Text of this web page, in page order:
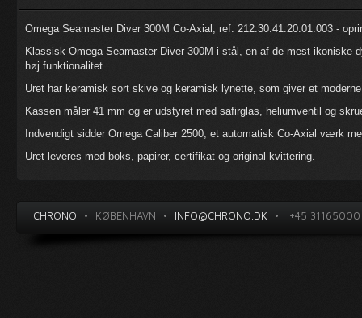
Omega Seamaster Diver 300M Co-Axial, ref. 212.30.41.20.01.003 -
Klassisk Omega Seamaster Diver 300M i stål, en af de mest ikoniske
høj funktionalitet.
Uret har keramisk sort skive og keramisk lynette, som giver et
Kassen måler 41 mm og er udstyret med safirglas, heliumventil og
Indvendigt sidder Omega Caliber 2500, et automatisk Co-Axial værk
Uret leveres med boks, papirer, certifikat og original kvittering.
CHRONO • KØBENHAVN • INFO@CHRONO.DK • +45 31165000